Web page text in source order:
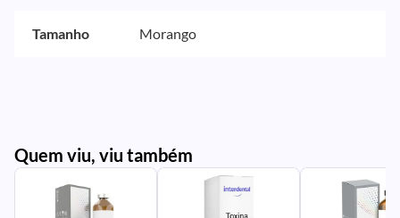
Tamanho Morango
Quem viu, viu também